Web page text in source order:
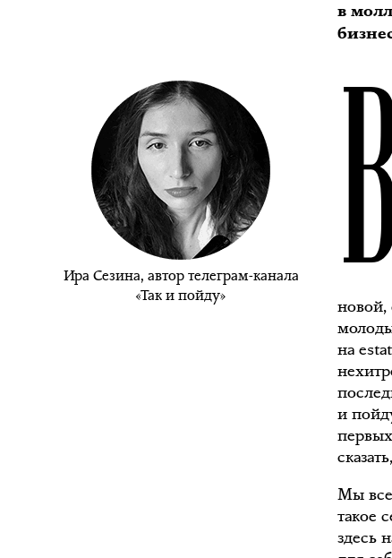
в
Ира Сезина, автор телеграм-канала
«Так и пойду»
новой,
на
и
Мы все
такое
здесь